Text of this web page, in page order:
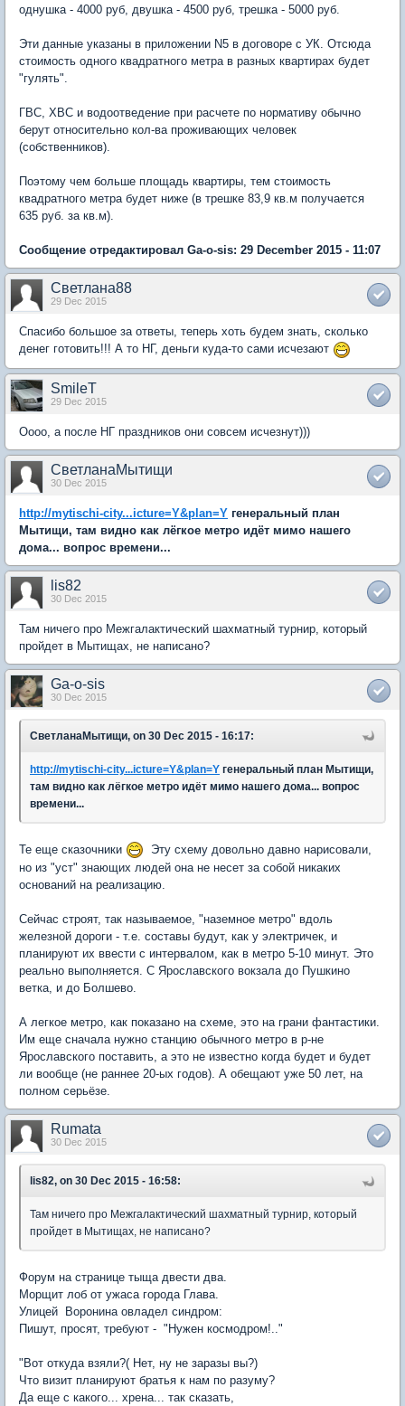
однушка - 4000 руб, двушка - 4500 руб, трешка - 5000 руб.
Эти данные указаны в приложении N5 в договоре с УК. Отсюда
стоимость одного квадратного метра в разных квартирах будет
"гулять".
ГВС, ХВС и водоотведение при расчете по нормативу обычно
берут относительно кол-ва проживающих человек
(собственников).
Поэтому чем больше площадь квартиры, тем стоимость
квадратного метра будет ниже (в трешке 83,9 кв.м получается
635 руб. за кв.м).
Сообщение отредактировал Ga-o-sis: 29 December 2015 - 11:07
Светлана88
29 Dec 2015
Спасибо большое за ответы, теперь хоть будем знать, сколько
денег готовить!!! А то НГ, деньги куда-то сами исчезают
SmileT
29 Dec 2015
Оооо, а после НГ праздников они совсем исчезнут)))
СветланаМытищи
30 Dec 2015
http://mytischi-city...icture=Y&plan=Y генеральный план
Мытищи, там видно как лёгкое метро идёт мимо нашего
дома... вопрос времени...
lis82
30 Dec 2015
Там ничего про Межгалактический шахматный турнир, который
пройдет в Мытищах, не написано?
Ga-o-sis
30 Dec 2015
СветланаМытищи, on 30 Dec 2015 - 16:17:
http://mytischi-city...icture=Y&plan=Y генеральный план Мытищи,
там видно как лёгкое метро идёт мимо нашего дома... вопрос
времени...
Те еще сказочники
Эту схему довольно давно нарисовали,
но из "уст" знающих людей она не несет за собой никаких
оснований на реализацию.
Сейчас строят, так называемое, "наземное метро" вдоль
железной дороги - т.е. составы будут, как у электричек, и
планируют их ввести с интервалом, как в метро 5-10 минут. Это
реально выполняется. С Ярославского вокзала до Пушкино
ветка, и до Болшево.
А легкое метро, как показано на схеме, это на грани фантастики.
Им еще сначала нужно станцию обычного метро в р-не
Ярославского поставить, а это не известно когда будет и будет
ли вообще (не раннее 20-ых годов). А обещают уже 50 лет, на
полном серьёзе.
Rumata
30 Dec 2015
lis82, on 30 Dec 2015 - 16:58:
Там ничего про Межгалактический шахматный турнир, который
пройдет в Мытищах, не написано?
Форум на странице тыща двести два.
Морщит лоб от ужаса города Глава.
Улицей Воронина овладел синдром:
Пишут, просят, требуют - "Нужен космодром!.."
"Вот откуда взяли?( Нет, ну не заразы вы?)
Что визит планируют братья к нам по разуму?
Да еще с какого... хрена... так сказать,